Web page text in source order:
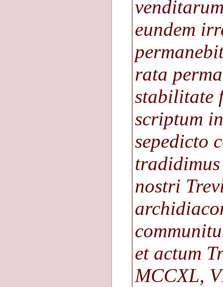
eundem
rata
stabilitate
scriptum
sepedicto
nostri
et actum
MCCXL,